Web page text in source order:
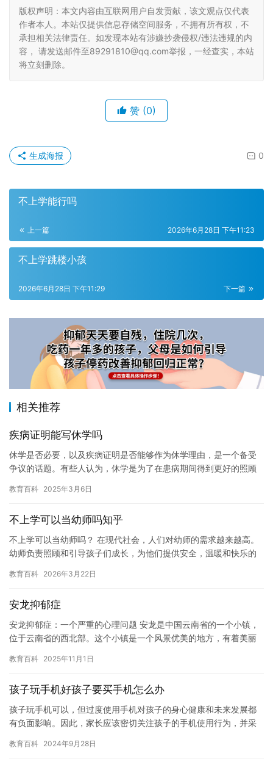
版权声明：本文内容由互联网用户自发贡献，该文观点仅代表
作者本人。本站仅提供信息存储空间服务，不拥有所有权，不
承担相关法律责任。如发现本站有涉嫌抄袭侵权/违法违规的内
容， 请发送邮件至89291810@qq.com举报，一经查实，本站
将立刻删除。
赞 (0)
0
生成海报
不上学能行吗
上一篇 2026年6月28日 下午11:23
不上学跳楼小孩
下一篇
2026年6月28日 下午11:29
相关推荐
疾病证明能写休学吗
休学是否必要，以及疾病证明是否能够作为休学理由，是一个备受
争议的话题。有些人认为，休学是为了在患病期间得到更好的照顾
疾病证…
教育百科 2025年3月6日
不上学可以当幼师吗知乎
不上学可以当幼师吗？ 在现代社会，人们对幼师的需求越来越高。
幼师负责照顾和引导孩子们成长，为他们提供安全，温暖和快乐的
人可…
教育百科 2026年3月22日
安龙抑郁症
安龙抑郁症：一个严重的心理问题 安龙是中国云南省的一个小镇，
位于云南省的西北部。这个小镇是一个风景优美的地方，有着美丽
地方…
教育百科 2025年11月1日
孩子玩手机好孩子要买手机怎么办
孩子玩手机可以，但过度使用手机对孩子的身心健康和未来发展都
有负面影响。因此，家长应该密切关注孩子的手机使用行为，并采
教育百科 2024年9月28日